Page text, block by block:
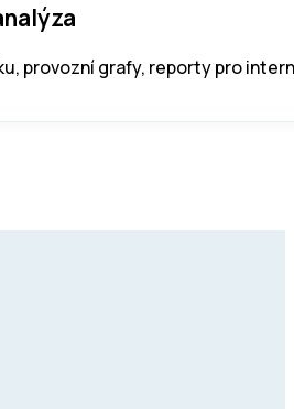
provozní grafy, reporty pro